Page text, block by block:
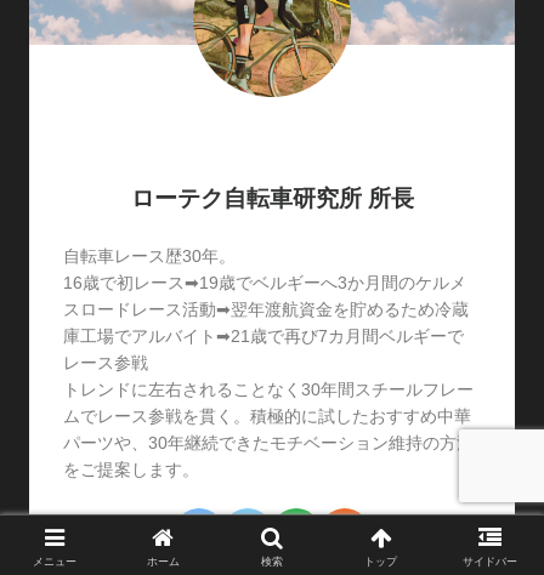
ローテク自転車研究所 所長
自転車レース歴30年。
16歳で初レース➡19歳でベルギーへ3か月間のケルメ
スロードレース活動➡翌年渡航資金を貯めるため冷蔵
庫工場でアルバイト➡21歳で再び7カ月間ベルギーで
レース参戦
トレンドに左右されることなく30年間スチールフレー
ムでレース参戦を貫く。積極的に試したおすすめ中華
パーツや、30年継続できたモチベーション維持の方法
をご提案します。
メニュー ホーム 検索 トップ サイドバー